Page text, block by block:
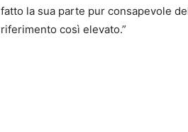
fatto la sua parte pur consapevole
riferimento così elevato.”